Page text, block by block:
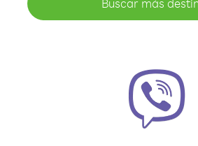
Buscar más